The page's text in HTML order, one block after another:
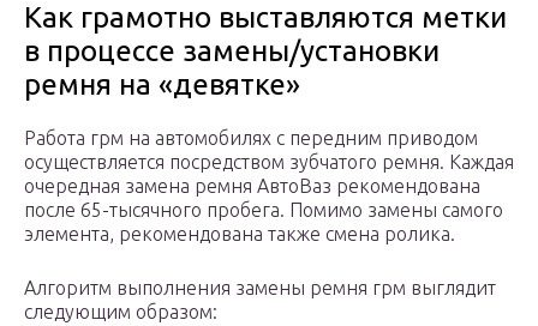
Как грамотно выставляются метки
в процессе замены/установки
ремня на «девятке»
Работа грм на автомобилях с передним приводом
осуществляется посредством зубчатого ремня. Каждая
очередная замена ремня АвтоВаз рекомендована
после 65-тысячного пробега. Помимо замены самого
элемента, рекомендована также смена ролика.
Алгоритм выполнения замены ремня грм выглядит
следующим образом: